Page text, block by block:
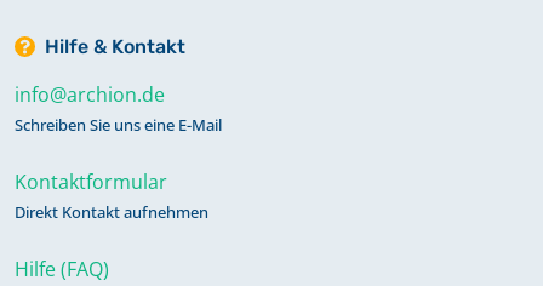
Hilfe & Kontakt
info@archion.de
Schreiben Sie uns eine E-Mail
Kontaktformular
Direkt Kontakt aufnehmen
Hilfe (FAQ)